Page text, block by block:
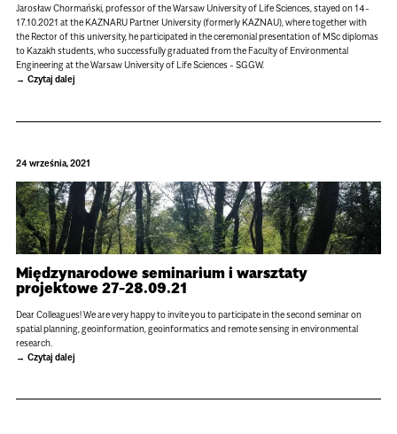
Jarosław Chormański, professor of the Warsaw University of Life Sciences, stayed on 14-
17.10.2021 at the KAZNARU Partner University (formerly KAZNAU), where together with
the Rector of this university, he participated in the ceremonial presentation of MSc diplomas
to Kazakh students, who successfully graduated from the Faculty of Environmental
Engineering at the Warsaw University of Life Sciences - SGGW.
Czytaj dalej
24 września, 2021
Międzynarodowe seminarium i warsztaty
projektowe 27-28.09.21
Dear Colleagues! We are very happy to invite you to participate in the second seminar on
spatial planning, geoinformation, geoinformatics and remote sensing in environmental
research.
Czytaj dalej